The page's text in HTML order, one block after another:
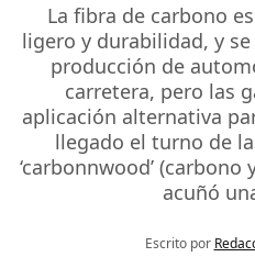
La fibra de carbono
ligero y durabilidad, y
producción de
carretera, pero las
aplicación alternativa
llegado el turno de
‘carbonnwood’
acuñó
Escrito por